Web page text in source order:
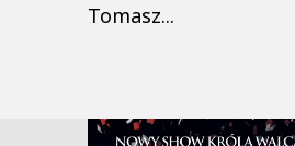
Tomasz...